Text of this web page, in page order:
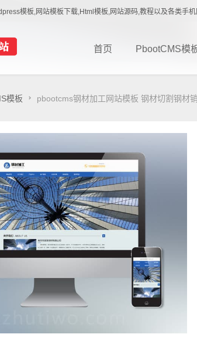
模板,网站模板下载,Html模板,网站源码,教程以及各类手机
首页 PbootCMS模
模板 pbootcms钢材加工网站模板 钢材切割钢材